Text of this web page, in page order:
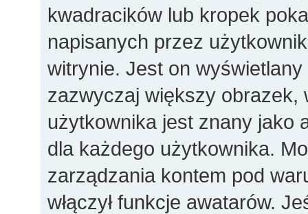
kwadracików lub kropek
napisanych przez
witrynie. Jest on
zazwyczaj większy obrazek,
użytkownika jest znany jako
dla każdego użytkownika.
zarządzania kontem pod
włączył funkcje awatarów.